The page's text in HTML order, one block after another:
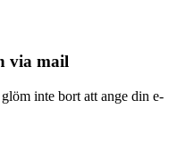
via mail
inte bort att ange din e-